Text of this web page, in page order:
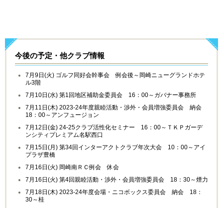
今後の予定・他クラブ情報
7月9日(火) ゴルフ同好会幹事会 例会後～岡崎ニューグランドホテ
ル3階
7月10日(水) 第1回地区補助金委員会 16：00～ガバナー事務所
7月11日(木) 2023-24年度親睦活動・渉外・会員増強委員会 納会
18：00～アンフュージョン
7月12日(金) 24-25クラブ活性化セミナー 16：00～ＴＫＰガーデ
ンシティプレミアム名駅西口
7月15日(月) 第34回インターアクトクラブ年次大会 10：00～アイ
プラザ豊橋
7月16日(火) 岡崎南ＲＣ例会 休会
7月16日(火) 第4回親睦活動・渉外・会員増強委員会 18：30～煙力
7月18日(木) 2023-24年度会場・ニコボックス委員会 納会 18：
30～桂